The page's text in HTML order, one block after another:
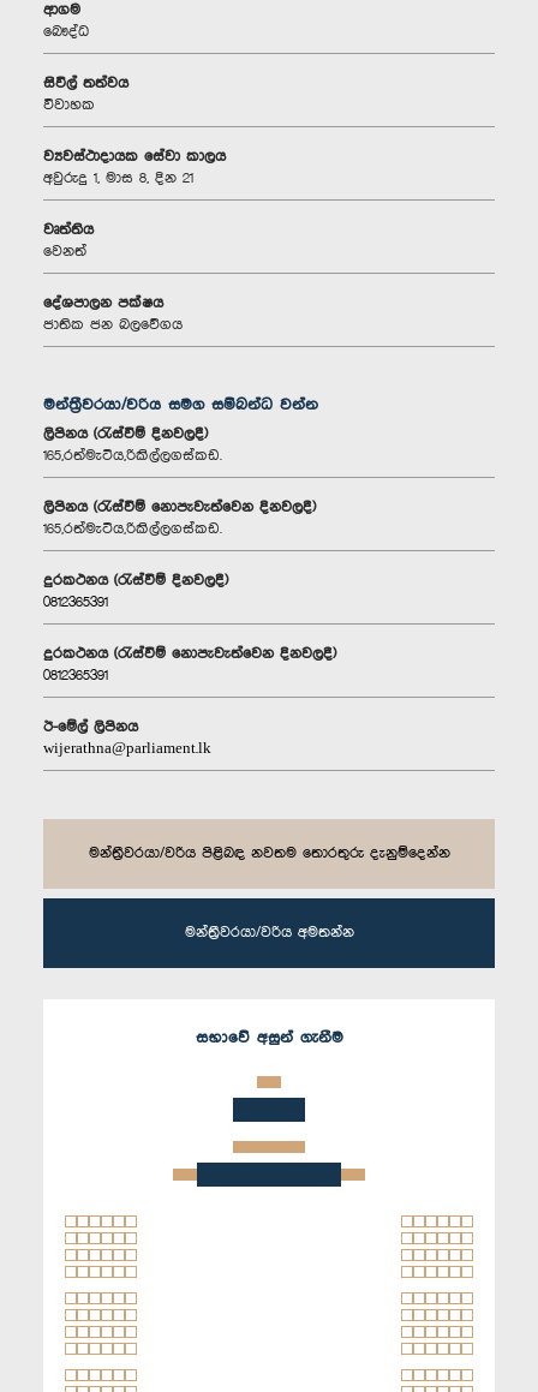
ආගම
බෞද්ධ
සිවිල් තත්වය
විවාහක
ව්‍යවස්ථාදායක සේවා කාලය
අවුරුදු 1, මාස 8, දින 21
වෘත්තිය
වෙනත්
දේශපාලන පක්ෂය
ජාතික ජන බලවේගය
මන්ත්‍රීවරයා/වරිය සමග සම්බන්ධ වන්න
ලිපිනය (රැස්වීම් දිනවලදී)
165,රත්මැටිය,රිකිල්ලගස්කඩ.
ලිපිනය (රැස්වීම් නොපැවැත්වෙන දිනවලදී)
165,රත්මැටිය,රිකිල්ලගස්කඩ.
දුරකථනය (රැස්වීම් දිනවලදී)
0812365391
දුරකථනය (රැස්වීම් නොපැවැත්වෙන දිනවලදී)
0812365391
ඊ-මේල් ලිපිනය
wijerathna@parliament.lk
මන්ත්‍රීවරයා/වරිය පිළිබඳ නවතම තොරතුරු දැනුම්දෙන්න
මන්ත්‍රීවරයා/වරිය අමතන්න
සභාවේ අසුන් ගැනීම